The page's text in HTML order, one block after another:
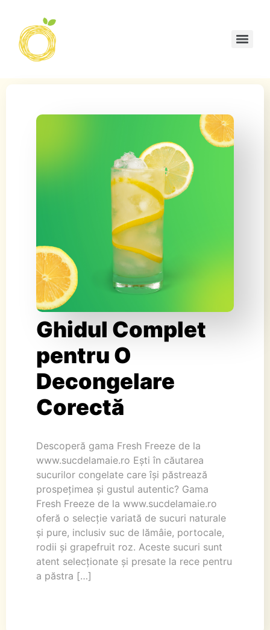
Ghidul Complet
pentru O
Decongelare
Corectă
Descoperă gama Fresh Freeze de la
www.sucdelamaie.ro Ești în căutarea
sucurilor congelate care își păstrează
prospețimea și gustul autentic? Gama
Fresh Freeze de la www.sucdelamaie.ro
oferă o selecție variată de sucuri naturale
și pure, inclusiv suc de lămâie, portocale,
rodii și grapefruit roz. Aceste sucuri sunt
atent selecționate și presate la rece pentru
a păstra […]